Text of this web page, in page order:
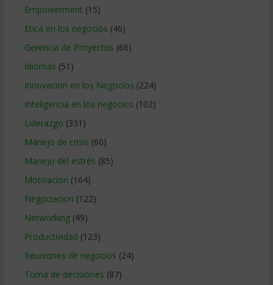
Empowerment (15)
Etica en los negocios (46)
Gerencia de Proyectos (66)
Idiomas (51)
Innovacion en los Negocios (224)
Inteligencia en los negocios (102)
Liderazgo (331)
Manejo de crisis (60)
Manejo del estrés (85)
Motivacion (164)
Negociacion (122)
Networking(49)
Productividad (123)
Reuniones de negocios (24)
Toma de decisiones (87)